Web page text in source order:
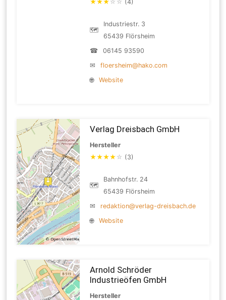
★★★ ☆ ☆ (4)
🗺
Industriestr. 3
65439 Flörsheim
☎
06145 93590
✉
floersheim@hako.com
🌐
Website
Verlag Dreisbach GmbH
Hersteller
★★★★ ☆ (3)
🗺
Bahnhofstr. 24
65439 Flörsheim
✉
redaktion@verlag-dreisbach.de
🌐
Website
Arnold Schröder
Industrieöfen GmbH
Hersteller